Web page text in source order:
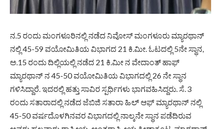
ನ.5 ರಂದು ಮಂಗಳೂರಿನಲ್ಲಿ ನಡೆದ ನಿವೋಸ್ ಮಂಗಳೂರು ಮ್ಯಾರಥಾನ್
ನಲ್ಲಿ 45-59 ವಯೋಮಿತಿಯ ವಿಭಾಗದ 21 ಕಿ.ಮೀ. ಓಟದಲ್ಲಿ 5ನೇ ಸ್ಥಾನ,
ಅ.15 ರಂದು ದಿಲ್ಲಿಯಲ್ಲಿ ನಡೆದ 21 ಕಿ.ಮೀ ನ ವೇದಾಂತ್ ಹಾಫ್
ಮ್ಯಾರಥಾನ್ ನ 45-50 ವಯೋಮಿತಿಯ ವಿಭಾಗದಲ್ಲಿ 26 ನೇ ಸ್ಥಾನ
ಗಳಿಸಿದ್ದಾರೆ. ಇದರಲ್ಲಿ ಹತ್ತು ಸಾವಿರ ಸ್ಪರ್ಧಿಗಳು ಭಾಗವಹಿಸಿದ್ದರು. ಸೆ. 3
ರಂದು ಸತಾರಾದಲ್ಲಿ ನಡೆದ ಜೆಬಿಜಿ ಸತಾರಾ ಹಿಲ್ ಆಫ್ ಮ್ಯಾರಥಾನ್ ನಲ್ಲಿ
45-50 ವರ್ಷದೊಳಗಿನವರ ವಿಭಾಗದಲ್ಲಿ ನಾಲ್ಕನೇ ಸ್ಥಾನ ಪಡೆದಿರುವ